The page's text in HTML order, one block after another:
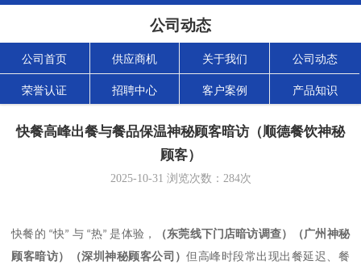
公司动态
公司首页 供应商机 关于我们 公司动态
荣誉认证 招聘中心 客户案例 产品知识
快餐高峰出餐与餐品保温神秘顾客暗访（顺德餐饮神秘
顾客）
2025-10-31 浏览次数： 284次
快餐的 “快” 与 “热”是体验， （东莞线下门店暗访调查）（广州神秘
顾客暗访）（深圳神秘顾客公司 ）但高峰时段常出现出餐延迟、餐